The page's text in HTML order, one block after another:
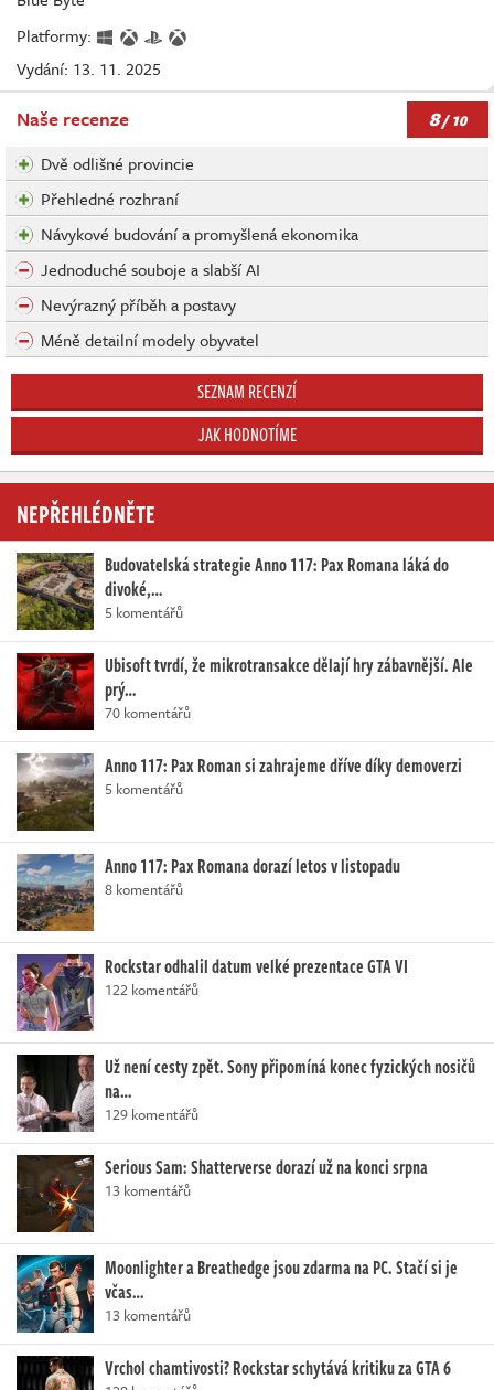
Platformy:
Vydání: 13. 11. 2025
Naše recenze 8/ 10
Dvě odlišné provincie
Přehledné rozhraní
Návykové budování a promyšlená ekonomika
Jednoduché souboje a slabší AI
Nevýrazný příběh a postavy
Méně detailní modely obyvatel
SEZNAM RECENZÍ
JAK HODNOTÍME
NEPŘEHLÉDNĚTE
Budovatelská strategie Anno 117: Pax Romana láká do
divoké,…
5 komentářů
Ubisoft tvrdí, že mikrotransakce dělají hry zábavnější. Ale
prý…
70 komentářů
Anno 117: Pax Roman si zahrajeme dříve díky demoverzi
5 komentářů
Anno 117: Pax Romana dorazí letos v listopadu
8 komentářů
Rockstar odhalil datum velké prezentace GTA VI
122 komentářů
Už není cesty zpět. Sony připomíná konec fyzických nosičů
na…
129 komentářů
Serious Sam: Shatterverse dorazí už na konci srpna
13 komentářů
Moonlighter a Breathedge jsou zdarma na PC. Stačí si je
včas…
13 komentářů
Vrchol chamtivosti? Rockstar schytává kritiku za GTA 6